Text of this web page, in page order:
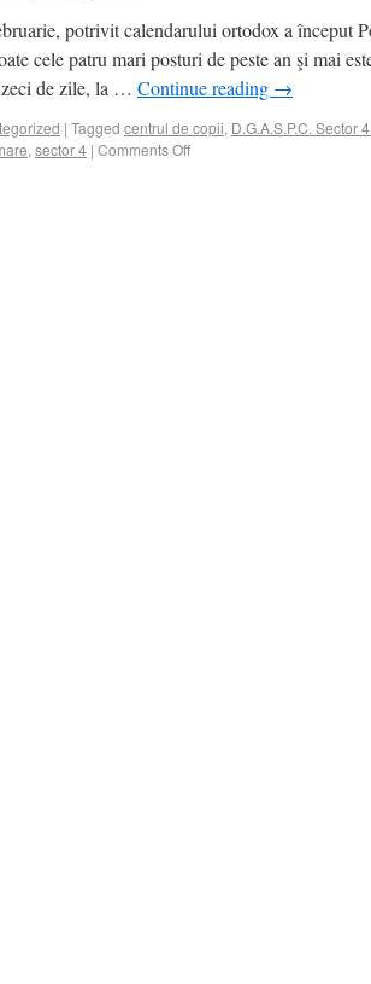
potrivit calendarului ortodox a început
cele patru mari posturi de peste an şi mai
de zile, la … Continue reading →
| Tagged centrul de copii, D.G.A.S.P.C. Sector 4.
, sector 4 | Comments Off